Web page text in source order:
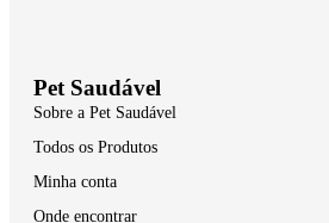
Pet Saudável
Sobre a Pet Saudável
Todos os Produtos
Minha conta
Onde encontrar